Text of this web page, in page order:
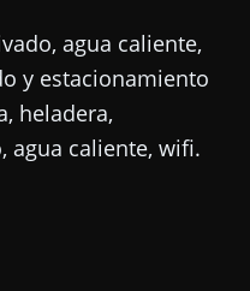
agua caliente,
y estacionamiento
heladera,
agua caliente, wifi.